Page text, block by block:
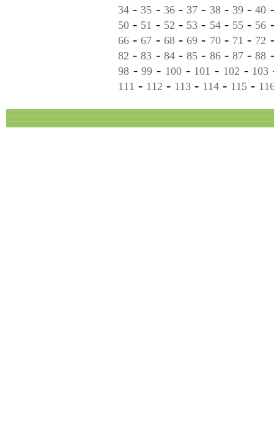
34 - 35 - 36- 37 - 38- 39-40
50 - 51 - 52 - 53 - 54- 55- 56
66 -67 - 68-69 - 70- 71 - 72
82 -83 - 84-85 - 86- 87-88
98 -99 - 100- 101 - 102 - 103
111 - 112 - 113 - 114 - 115 -